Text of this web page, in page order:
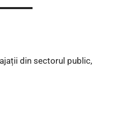
din sectorul public,